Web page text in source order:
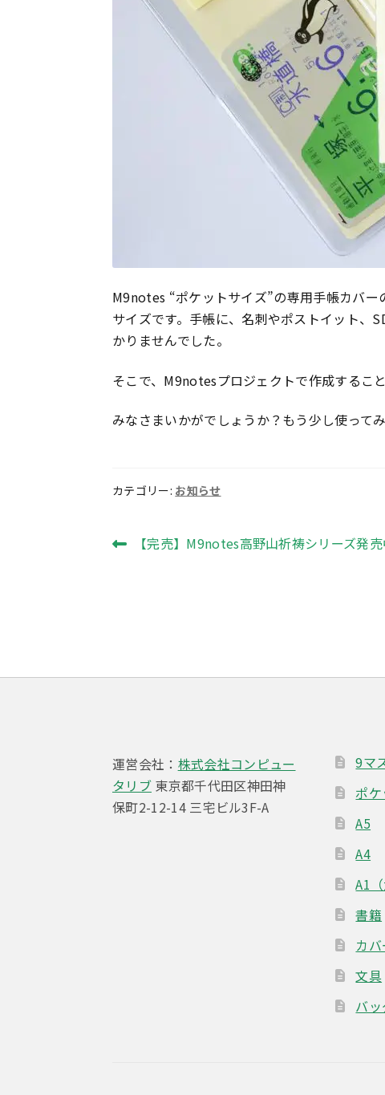
M9notes “ポケットサイズ”の専用手帳カバ
サイズです。手帳に、名刺やポストイット、
かりませんでした。
そこで、M9notesプロジェクトで作成するこ
みなさまいかがでしょうか？もう少し使って
カテゴリー: お知らせ
投
ゲ
ョ
ン
前
【完売】M9notes高野山祈祷シリーズ発売
運営会社： 株式会社コンピュー
タリブ東京都千代田区神田神
保町2-12-14 三宅ビル3F-A
9マ
ポケ
A5
A4
A1（
書籍
カ
文具
バ